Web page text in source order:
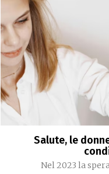
Salute, le
Nel 2023 la